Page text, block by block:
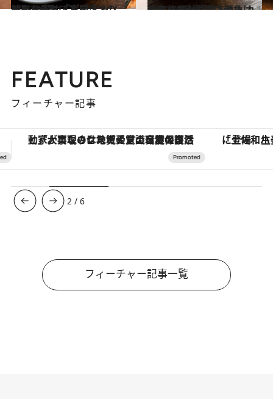
2019.8.17
お取り寄せ「パスタ＆ソース」6選 レストランの味をおうちで実現！
グルメ 2019.8.19
お取り寄せ「レトルトカレー」6選 専門店顔負けの本格派が結集！
グルメ
FEATURE
フィーチャー記事
「土佐和ハーブかき氷」がOMO7高知に登場！生姜、山椒、大葉など目にも舌にも涼を呼ぶ郷土の味 【銀座で出合う最旬美容】美髪ケアや上質
3 /6
フィーチャー記事一覧